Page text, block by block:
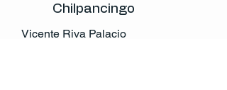
Chilpancingo
Vicente Riva Palacio